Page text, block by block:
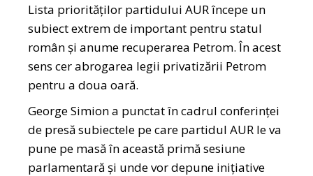
Lista priorităților partidului AUR începe un
subiect extrem de important pentru statul
român și anume recuperarea Petrom. În acest
sens cer abrogarea legii privatizării Petrom
pentru a doua oară.
George Simion a punctat în cadrul conferinței
de presă subiectele pe care partidul AUR le va
pune pe masă în această primă sesiune
parlamentară și unde vor depune inițiative